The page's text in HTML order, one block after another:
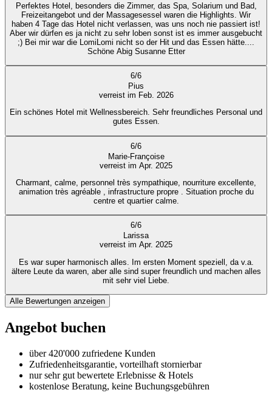
Perfektes Hotel, besonders die Zimmer, das Spa, Solarium und Bad,
Freizeitangebot und der Massagesessel waren die Highlights. Wir
haben 4 Tage das Hotel nicht verlassen, was uns noch nie passiert ist!
Aber wir dürfen es ja nicht zu sehr loben sonst ist es immer ausgebucht
;) Bei mir war die LomiLomi nicht so der Hit und das Essen hätte....
Schöne Abig Susanne Etter
6/6
Pius
verreist im Feb. 2026
Ein schönes Hotel mit Wellnessbereich. Sehr freundliches Personal und
gutes Essen.
6/6
Marie-Françoise
verreist im Apr. 2025
Charmant, calme, personnel très sympathique, nourriture excellente,
animation très agréable , infrastructure propre . Situation proche du
centre et quartier calme.
6/6
Larissa
verreist im Apr. 2025
Es war super harmonisch alles. Im ersten Moment speziell, da v.a.
ältere Leute da waren, aber alle sind super freundlich und machen alles
mit sehr viel Liebe.
Alle Bewertungen anzeigen
Angebot buchen
über 420'000 zufriedene Kunden
Zufriedenheitsgarantie, vorteilhaft stornierbar
nur sehr gut bewertete Erlebnisse & Hotels
kostenlose Beratung, keine Buchungsgebühren